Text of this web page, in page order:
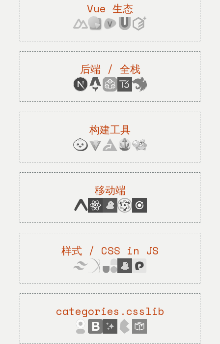
Vue 生态
后端 / 全栈
构建工具
移动端
样式 / CSS in JS
categories.csslib